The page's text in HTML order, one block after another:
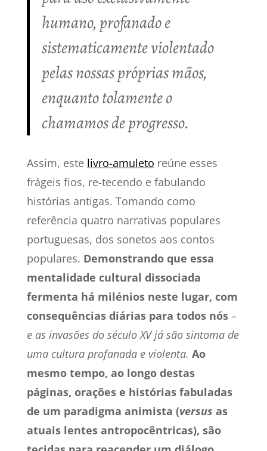
humano, profanado e
sistematicamente violentado
pelas nossas próprias mãos,
enquanto tolamente o
chamamos de progresso.
Assim, este livro-amuleto reúne esses
frágeis fios, re-tecendo e fabulando
histórias antigas. Tomando como
referência quatro narrativas populares
portuguesas, dos sonetos aos contos
populares. Demonstrando que essa
mentalidade cultural dissociada
fermenta há milénios neste lugar, com
consequências diárias para todos nós–
e as invasões do século XV já são sintoma de
uma cultura profanada e violenta. Ao
mesmo tempo, ao longo destas
páginas, orações e histórias fabuladas
de um paradigma animista (versus as
atuais lentes antropocêntricas), são